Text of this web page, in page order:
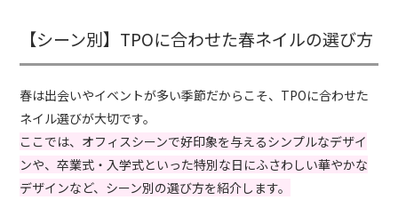
【シーン別】TPOに合わせた春ネイルの選び方
春は出会いやイベントが多い季節だからこそ、TPOに合わせた
ネイル選びが大切です。
ここでは、オフィスシーンで好印象を与えるシンプルなデザイ
ンや、卒業式・入学式といった特別な日にふさわしい華やかな
デザインなど、シーン別の選び方を紹介します。